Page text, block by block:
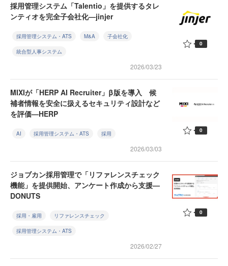
採用管理システム「Talentio」を提供するタレ
ンティオを完全子会社化—jinjer
採用管理システム・ATS M&A 子会社化
統合型人事システム
2026/03/23
0
MIXIが「HERP AI Recruiter」β版を導入 候
補者情報を安全に扱えるセキュリティ設計など
を評価—HERP
AI 採用管理システム・ATS 採用
2026/03/03
0
ジョブカン採用管理で「リファレンスチェック
機能」を提供開始、アンケート作成から支援—
DONUTS
採用・雇用 リファレンスチェック
採用管理システム・ATS
2026/02/27
0